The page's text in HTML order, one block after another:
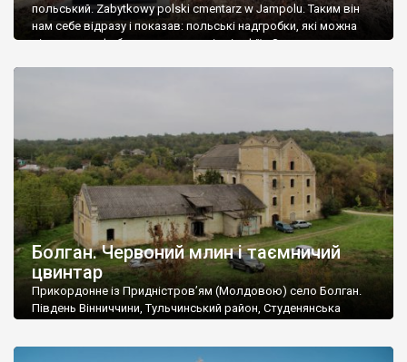
польський. Zabytkowy polski cmentarz w Jampolu. Таким він
нам себе відразу і показав: польські надгробки, які можна
віднести до фабричних, польські епітафії… Загалом цвинтар
Болган. Червоний млин і таємничий
цвинтар
Прикордонне із Придністров’ям (Молдовою) село Болган.
Південь Вінниччини, Тульчинський район, Студенянська